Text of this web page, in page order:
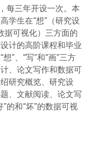
每三年开设一次。本
学生在“想”（研究设
据可视化）三方面的
计的高阶课程和毕业
”、“写”和“画”三方
、论文写作和数据可
研究概览、研究设
、文献阅读、论文写
的和“坏”的数据可视